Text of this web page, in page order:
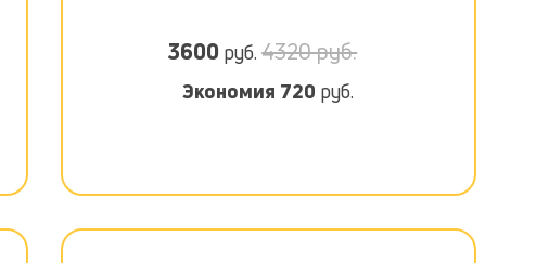
3600 руб.4320 руб.
Экономия 720 руб.